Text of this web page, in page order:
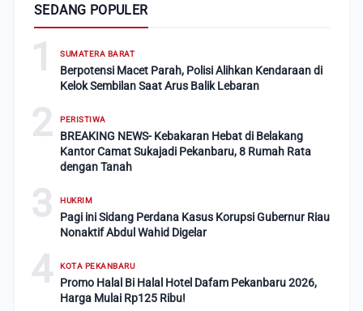
SEDANG POPULER
1 SUMATERA BARAT
Berpotensi Macet Parah, Polisi Alihkan Kendaraan di
Kelok Sembilan Saat Arus Balik Lebaran
2 PERISTIWA
BREAKING NEWS- Kebakaran Hebat di Belakang
Kantor Camat Sukajadi Pekanbaru, 8 Rumah Rata
dengan Tanah
3 HUKRIM
Pagi ini Sidang Perdana Kasus Korupsi Gubernur Riau
Nonaktif Abdul Wahid Digelar
4 KOTA PEKANBARU
Promo Halal Bi Halal Hotel Dafam Pekanbaru 2026,
Harga Mulai Rp125 Ribu!